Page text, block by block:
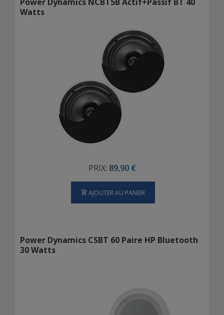
Watts
PRIX: 89,90 €
AJOUTER AU PANIER
Power Dynamics CSBT 60 Paire HP Bluetooth
30 Watts